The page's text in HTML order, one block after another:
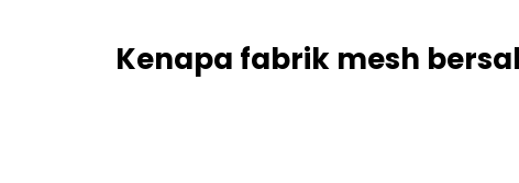
Kenapa fabrik mesh